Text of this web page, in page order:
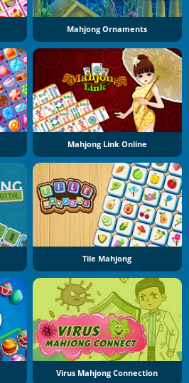
Mahjong Ornaments
Mahjong Link Online
Tile Mahjong
Virus Mahjong Connection